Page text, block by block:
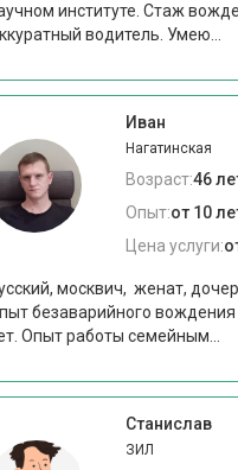
институте. Стаж
водитель. Умею...
Иван
Нагатинская
Возраст:46
Опыт:от 10
Цена услуги:
москвич, женат,
безаварийного вождения
Опыт работы семейным...
Станислав
ЗИЛ